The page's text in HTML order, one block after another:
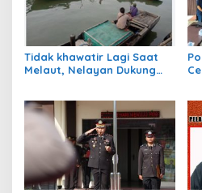
Tidak khawatir Lagi Saat
Melaut, Nelayan Dukung